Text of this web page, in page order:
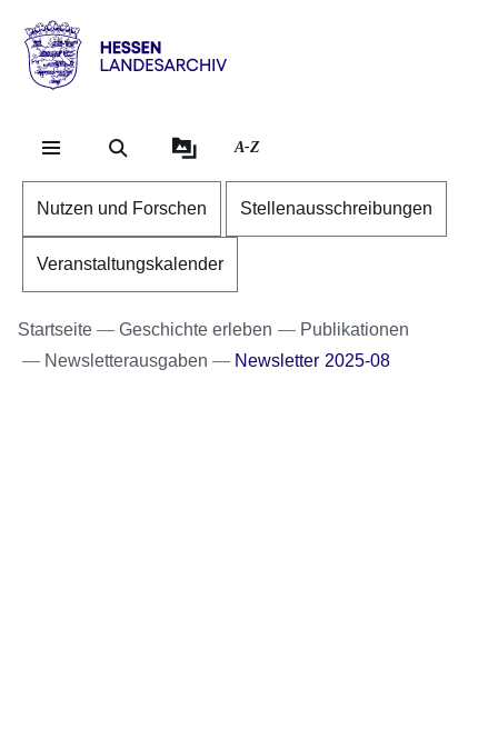
Hessen
Landesarchiv
A-Z
Nutzen und Forschen Stellenausschreibungen
Veranstaltungskalender
Startseite Geschichte erleben
Publikationen
Newsletterausgaben
Newsletter 2025-08